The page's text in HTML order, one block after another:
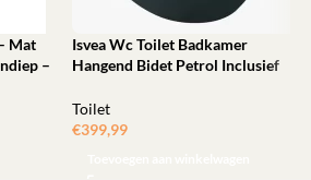
Mat
–
Isvea Wc Toilet Badkamer
Hangend Bidet Petrol Inclusief
Toilet
€399,99